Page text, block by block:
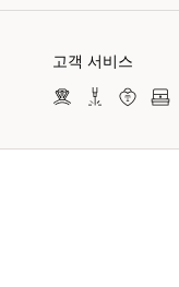
고객 서비스